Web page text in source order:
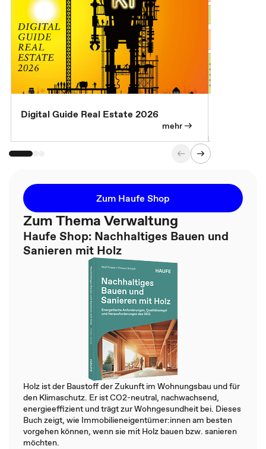
Digital Guide Real Estate 2026
mehr
Zum Haufe Shop
Zum Thema Verwaltung
Haufe Shop: Nachhaltiges Bauen und
Sanieren mit Holz
Holz ist der Baustoff der Zukunft im Wohnungsbau und für
den Klimaschutz. Er ist CO2-neutral, nachwachsend,
energieeffizient und trägt zur Wohngesundheit bei. Dieses
Buch zeigt, wie Immobilieneigentümer:innen am besten
vorgehen können, wenn sie mit Holz bauen bzw. sanieren
möchten.